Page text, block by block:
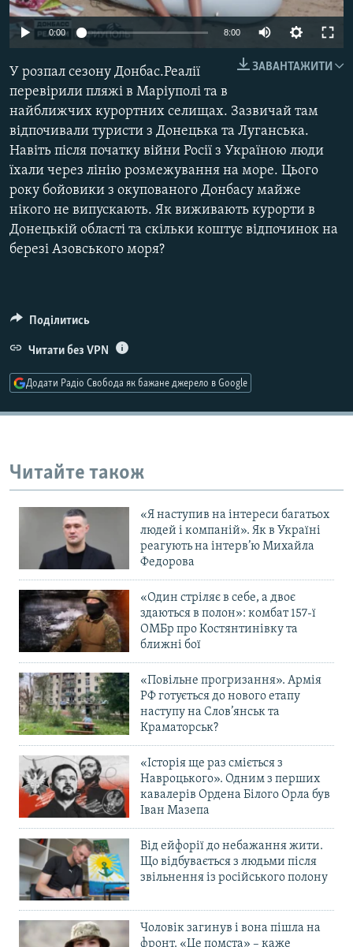
МУЛЬТИМЕДІА
ФОТО
СПЕЦПРОЄКТИ
ПОДКАСТИ
УКР
360p
720p
0:00 8:00
480p
1080p
ЗАВАНТАЖИТИ
У розпал сезону Донбас.Реалії
перевірили пляжі в Маріуполі та в
найближчих курортних селищах. Зазвичай там
відпочивали туристи з Донецька та Луганська.
Навіть після початку війни Росії з Україною люди
їхали через лінію розмежування на море. Цього
року бойовики з окупованого Донбасу майже
нікого не випускають. Як виживають курорти в
Донецькій області та скільки коштує відпочинок на
березі Азовського моря?
Поділитись
Читати без VPN
Додати Радіо Свобода як бажане джерело в Google
Читайте також
«Я наступив на інтереси багатьох
людей і компаній». Як в Україні
реагують на інтерв’ю Михайла
Федорова
«Один стріляє в себе, а двоє
здаються в полон»: комбат 157-ї
ОМБр про Костянтинівку та
ближні бої
«Повільне прогризання». Армія
РФ готується до нового етапу
наступу на Слов’янськ та
Краматорськ?
«Історія ще раз сміється з
Навроцького». Одним з перших
кавалерів Ордена Білого Орла був
Іван Мазепа
Від ейфорії до небажання жити.
Що відбувається з людьми після
звільнення із російського полону
Чоловік загинув і вона пішла на
фронт. «Це помста» – каже